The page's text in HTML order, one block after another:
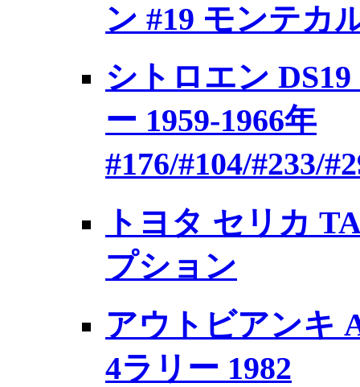
ン #19 モンテカ
シトロエン
ー 1959-1966年
#176/#104/#233/
トヨタ セリカ
プション
アウトビアンキ
4ラリー 1982